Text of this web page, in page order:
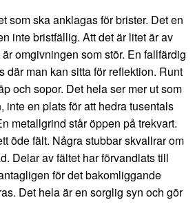
som ska anklagas för brister. Det en
inte bristfällig. Att det är litet är av
omgivningen som stör. En fallfärdig
där man kan sitta för reflektion. Runt
och sopor. Det hela ser mer ut som
inte en plats för att hedra tusentals
metallgrind står öppen på trekvart.
öde fält. Några stubbar skvallrar om
Delar av fältet har förvandlats till
för det bakomliggande
Det hela är en sorglig syn och gör